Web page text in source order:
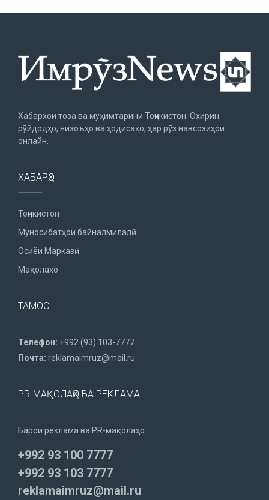
Хабархои тоза ва муҳимтарини Тоҷикистон. Охирин
рӯйдодҳо, низоъҳо ва ҳодисаҳо, ҳар рӯз навсозиҳои
онлайн.
ХАБАРҲО
Тоҷикистон
Муносибатҳои байналмилалӣ
Осиёи Марказӣ
Мақолаҳо
ТАМОС
Телефон: +992 (93) 103-7777
Почта: reklamaimruz@mail.ru
PR-МАҚОЛАҲО ВА РЕКЛАМА
Барои реклама ва PR-мақолаҳо:
+992 93 100 7777
+992 93 103 7777
reklamaimruz@mail.ru